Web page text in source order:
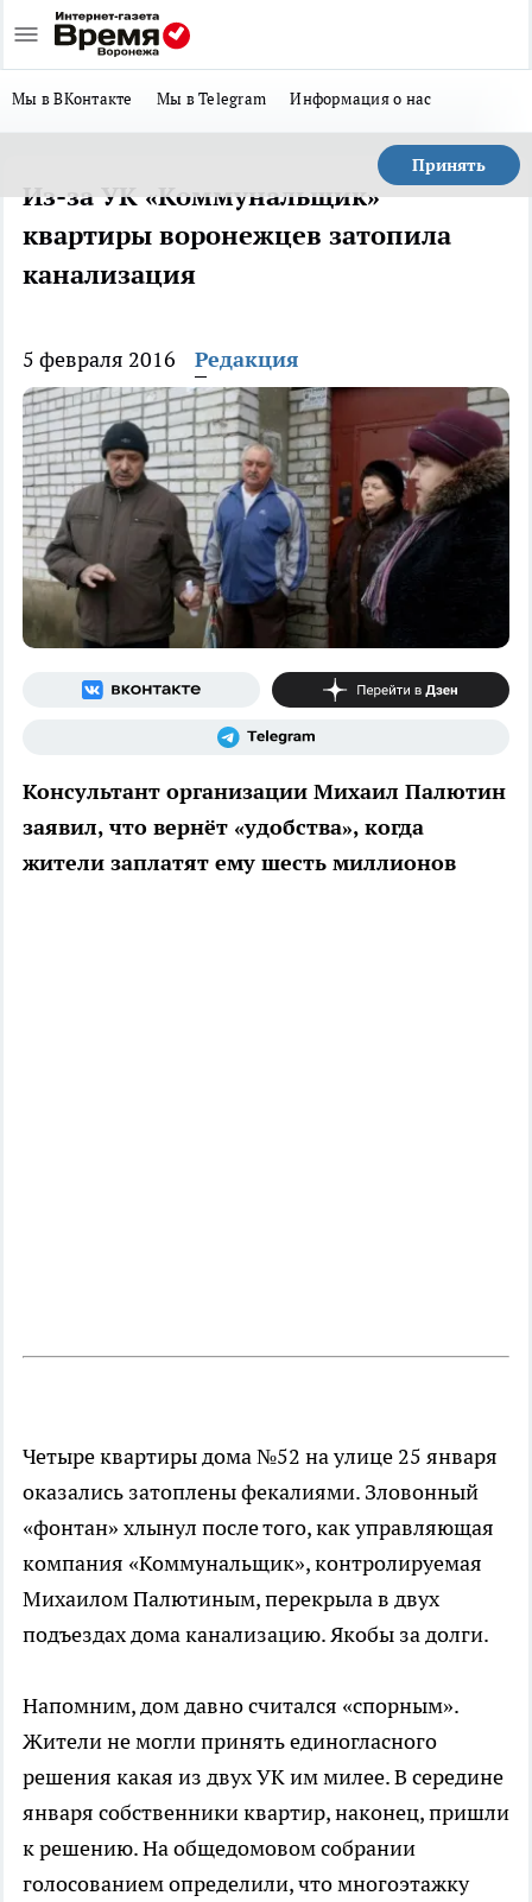
Мы в ВКонтакте Мы в Telegram Информация о нас
Принять
Из-за УК «Коммунальщик»
квартиры воронежцев затопила
канализация
5 февраля 2016 Редакция
Консультант организации Михаил Палютин
заявил, что вернёт «удобства», когда
жители заплатят ему шесть миллионов
Четыре квартиры дома №52 на улице 25 января
оказались затоплены фекалиями. Зловонный
«фонтан» хлынул после того, как управляющая
компания «Коммунальщик», контролируемая
Михаилом Палютиным, перекрыла в двух
подъездах дома канализацию. Якобы за долги.
Напомним, дом давно считался «спорным».
Жители не могли принять единогласного
решения какая из двух УК им милее. В середине
января собственники квартир, наконец, пришли
к решению. На общедомовом собрании
голосованием определили, что многоэтажку